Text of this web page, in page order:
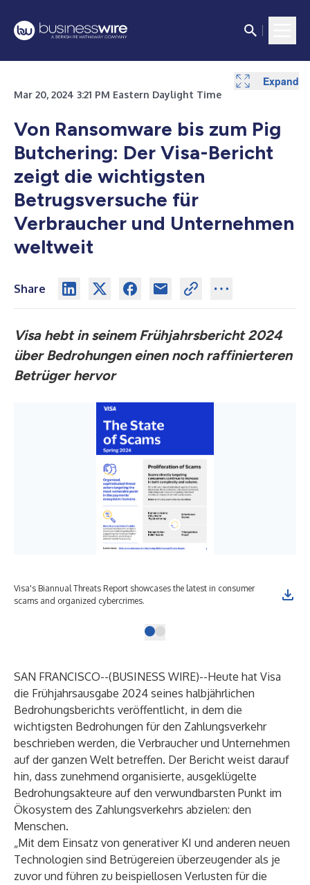
Mar 20, 2024 3:21 PM Eastern Daylight Time
Von Ransomware bis zum Pig
Butchering: Der Visa-Bericht
zeigt die wichtigsten
Betrugsversuche für
Verbraucher und Unternehmen
weltweit
Share
Visa hebt in seinem Frühjahrsbericht 2024
über Bedrohungen einen noch raffinierteren
Betrüger hervor
Visa's Biannual Threats Report showcases the latest in consumer
scams and organized cybercrimes.
SAN FRANCISCO--(BUSINESS WIRE)--Heute hat Visa
die Frühjahrsausgabe 2024 seines halbjährlichen
Bedrohungsberichts veröffentlicht, in dem die
wichtigsten Bedrohungen für den Zahlungsverkehr
beschrieben werden, die Verbraucher und Unternehmen
auf der ganzen Welt betreffen. Der Bericht weist darauf
hin, dass zunehmend organisierte, ausgeklügelte
Bedrohungsakteure auf den verwundbarsten Punkt im
Ökosystem des Zahlungsverkehrs abzielen: den
Menschen.
„Mit dem Einsatz von generativer KI und anderen neuen
Technologien sind Betrügereien überzeugender als je
zuvor und führen zu beispiellosen Verlusten für die
Expand